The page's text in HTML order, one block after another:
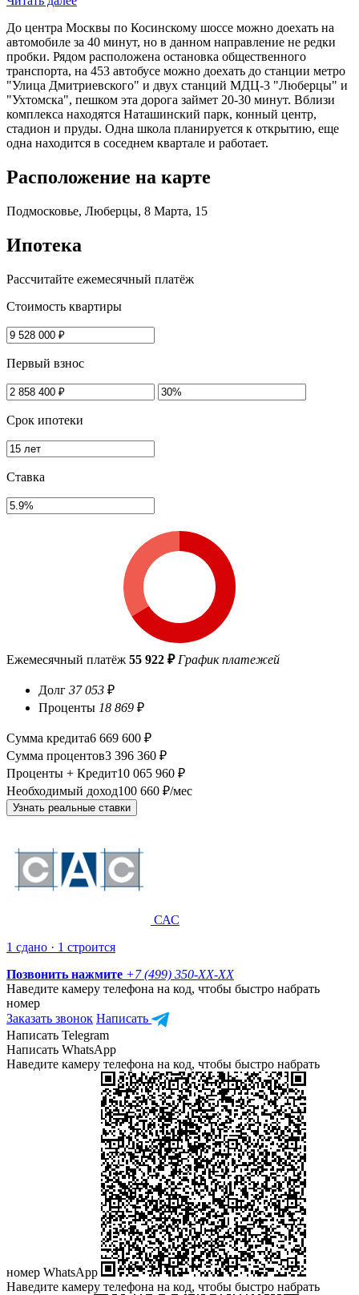
До центра Москвы по Косинскому шоссе можно доехать на
автомобиле за 40 минут, но в данном направление не редки
пробки. Рядом расположена остановка общественного
транспорта, на 453 автобусе можно доехать до станции метро
"Улица Дмитриевского" и двух станций МДЦ-3 "Люберцы" и
"Ухтомска", пешком эта дорога займет 20-30 минут. Вблизи
комплекса находятся Наташинский парк, конный центр,
стадион и пруды. Одна школа планируется к открытию, еще
одна находится в соседнем квартале и работает.
Расположение на карте
Подмосковье, Люберцы, 8 Марта, 15
Ипотека
Рассчитайте ежемесячный платёж
Стоимость квартиры
Первый взнос
Срок ипотеки
Ставка
Ежемесячный платёж 55 922 ₽ График платежей
Долг 37 053 ₽
Проценты 18 869 ₽
Сумма кредита6 669 600 ₽
Сумма процентов3 396 360 ₽
Проценты + Кредит10 065 960 ₽
Необходимый доход100 660 ₽/мес
Узнать реальные ставки
САС
1 сдано · 1 строится
Позвонить нажмите +7 (499) 350-XX-XX
Наведите камеру телефона на код, чтобы быстро набрать
номер
Заказать звонок Написать
Написать Telegram
Написать WhatsApp
Наведите камеру телефона на код, чтобы быстро набрать
номер WhatsApp
Наведите камеру телефона на код, чтобы быстро набрать